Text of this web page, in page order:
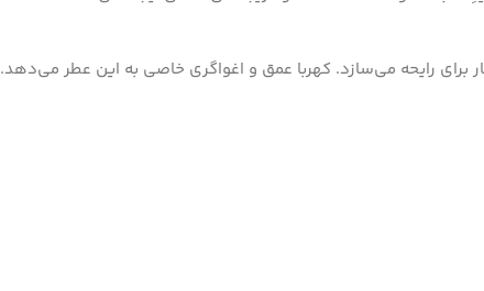
برای رایحه می‌سازد. کهربا عمق و اغواگری خاصی به این عطر می‌دهد.